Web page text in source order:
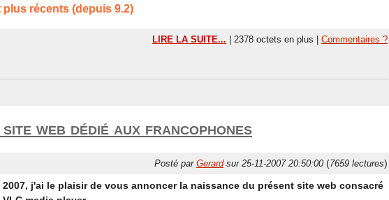
récents (depuis 9.2)
LIRE LA SUITE... | 2378 octets en plus | Commentaires ?
site web dédié aux francophones
Posté par Gerard sur 25-11-2007 20:50:00 (7659 lectures)
j'ai le plaisir de vous annoncer la naissance du présent site web consacré